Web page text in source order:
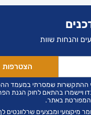
והנחות שוות
ההתקשרות שמסרתי במעמד
ויישמרו בהתאם לחוק הגנת
באתר.
מיקצועי ומבצעים שרלוונטים